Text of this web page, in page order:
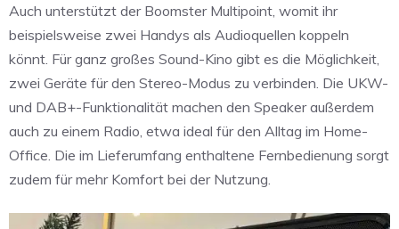
Auch unterstützt der Boomster Multipoint, womit ihr
beispielsweise zwei Handys als Audioquellen koppeln
könnt. Für ganz großes Sound-Kino gibt es die Möglichkeit,
zwei Geräte für den Stereo-Modus zu verbinden. Die UKW-
und DAB+-Funktionalität machen den Speaker außerdem
auch zu einem Radio, etwa ideal für den Alltag im Home-
Office. Die im Lieferumfang enthaltene Fernbedienung sorgt
zudem für mehr Komfort bei der Nutzung.